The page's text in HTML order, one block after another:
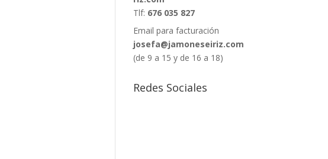
Tlf: 676 035 827
Email para facturación
josefa@jamoneseiriz.com
(de 9 a 15 y de 16 a 18)
Redes Sociales